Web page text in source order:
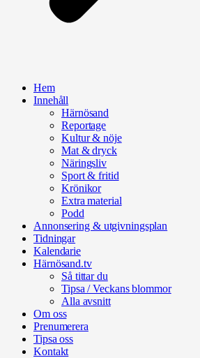
Hem
Innehåll
Härnösand
Reportage
Kultur & nöje
Mat & dryck
Näringsliv
Sport & fritid
Krönikor
Extra material
Podd
Annonsering & utgivningsplan
Tidningar
Kalendarie
Härnösand.tv
Så tittar du
Tipsa / Veckans blommor
Alla avsnitt
Om oss
Prenumerera
Tipsa oss
Kontakt